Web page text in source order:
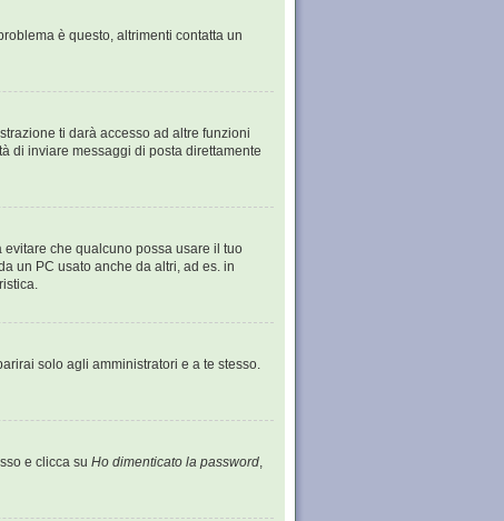
è questo, altrimenti contatta un
ti darà accesso ad altre funzioni
di inviare messaggi di posta direttamente
che qualcuno possa usare il tuo
un PC usato anche da altri, ad es. in
solo agli amministratori e a te stesso.
e clicca su Ho dimenticato la password,